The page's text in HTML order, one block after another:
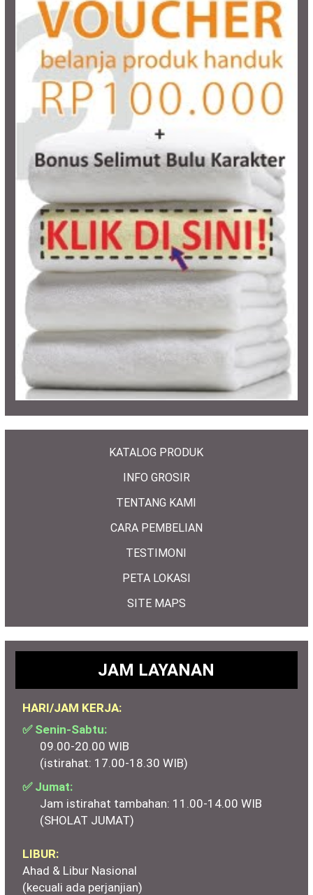
KATALOG PRODUK
INFO GROSIR
TENTANG KAMI
CARA PEMBELIAN
TESTIMONI
PETA LOKASI
SITE MAPS
JAM LAYANAN
HARI/JAM KERJA:
✅ Senin-Sabtu:
09.00-20.00 WIB
(istirahat: 17.00-18.30 WIB)
✅ Jumat:
Jam istirahat tambahan: 11.00-14.00 WIB
(SHOLAT JUMAT)
LIBUR:
Ahad & Libur Nasional
(kecuali ada perjanjian)